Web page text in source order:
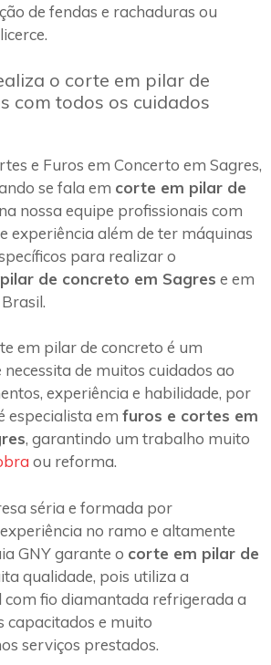
de fendas e rachaduras ou
o corte em pilar de
com todos os cuidados
e Furos em Concerto em Sagres,
se fala em corte em pilar de
nossa equipe profissionais com
experiência além de ter máquinas
para realizar o
de concreto em Sagres e em
em pilar de concreto é um
de muitos cuidados ao
experiência e habilidade, por
especialista em furos e cortes em
, garantindo um trabalho muito
ou reforma.
séria e formada por
no ramo e altamente
GNY garante o corte em pilar de
qualidade, pois utiliza a
fio diamantada refrigerada a
capacitados e muito
serviços prestados.